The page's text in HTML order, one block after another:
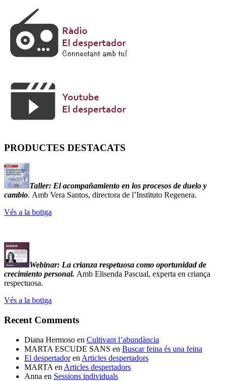
PRODUCTES DESTACATS
Taller: El acompañamiento en los procesos de duelo y
cambio. Amb Vera Santos, directora de l’Instituto Regenera.
Vés a la botiga
Webinar: La crianza respetuosa como oportunidad de
crecimiento personal. Amb Elisenda Pascual, experta en criança
respectuosa.
Vés a la botiga
Recent Comments
Diana Hermoso en Cultivant l’abundància
MARTA ESCUDE SANS en Buscar feina és una feina
El despertadoren Articles despertadors
MARTA en Articles despertadors
Anna en Sessions individuals